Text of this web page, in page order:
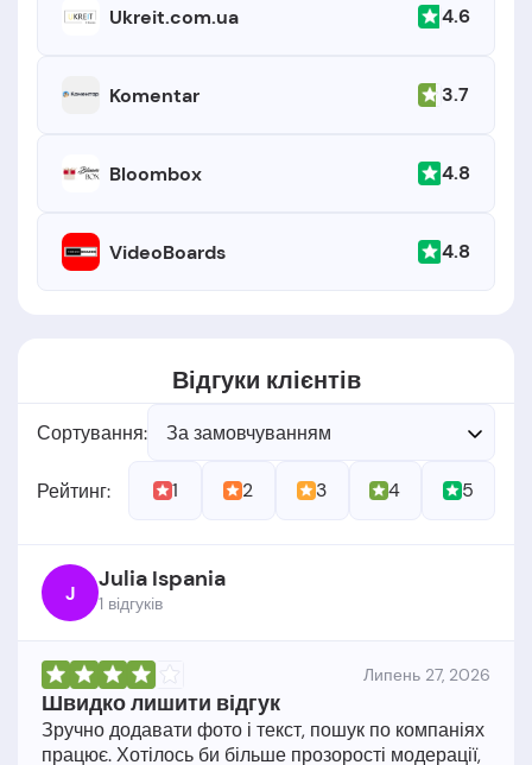
Ukreit.com.ua 4.6
Komentar 3.7
Bloombox 4.8
VideoBoards 4.8
Відгуки клієнтів
Сортування: За замовчуванням
Рейтинг: 1 2 3 4 5
J Julia Ispania
1 відгукiв
Липень 27, 2026
Швидко лишити відгук
Зручно додавати фото і текст, пошук по компаніях
працює. Хотілось би більше прозорості модерації,